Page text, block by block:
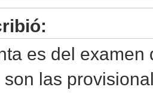
es del
son las